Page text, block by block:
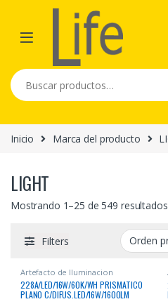
Skip to navigation
Skip to content
Buscar por:
Inicio Marca del producto
LIGHT
Mostrando 1–25 de 549 resultados
Filters
Artefacto de Iluminacion
228A/LED/16W/60K/WH PRISMATICO
PLANO C/DIFUS.LED/16W/1600LM